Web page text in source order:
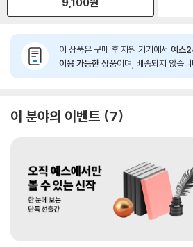
이 상품은 구매 후 지원 기기에서 예스
이용 가능한 상품이며, 배송되지 않습니
이 분야의 이벤트 7